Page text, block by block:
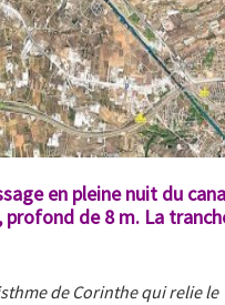
en pleine nuit du
profond de 8 m. La
de Corinthe qui relie le